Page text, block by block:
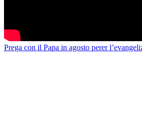
Prega con il Papa in agosto perer